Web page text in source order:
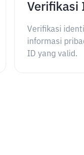
Verifikasi
Verifikasi
informasi
ID yang valid.